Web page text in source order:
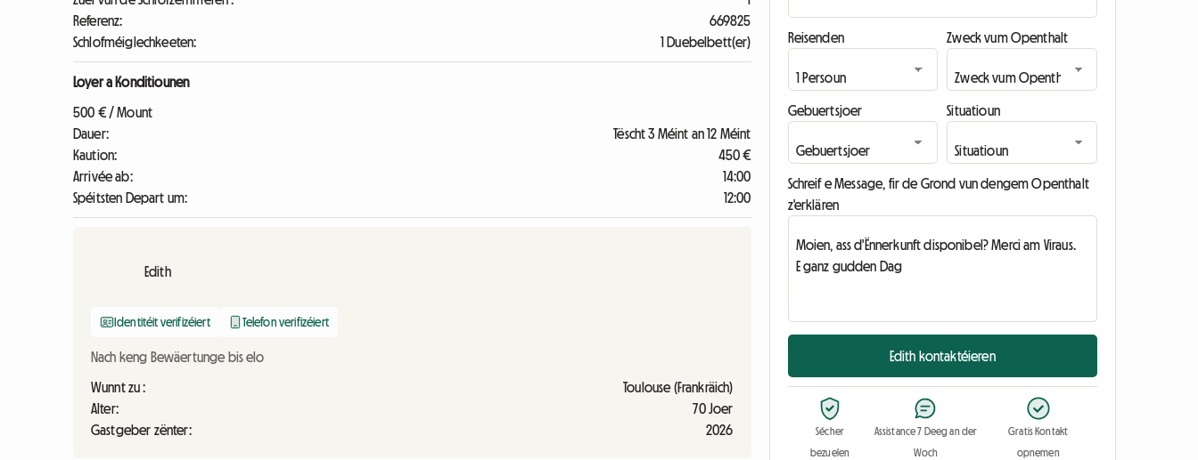
Referenz:
669825
Schlofméiglechkeeten:
1 Duebelbett(er)
Loyer a Konditiounen
500 € / Mount
Dauer:
Tëscht 3 Méint an 12 Méint
Kaution:
450 €
Arrivée ab:
14:00
Spéitsten Depart um:
12:00
Edith
Identitéit verifizéiert Telefon verifizéiert
Nach keng Bewäertunge bis elo
Wunnt zu :
Toulouse (Frankräich)
Alter:
70 Joer
Gastgeber zënter:
2026
Reisenden Zweck vum Openthalt
Gebuertsjoer Situatioun
Schreif e Message, fir de Grond vun dengem Openthalt
z'erklären
Edith kontaktéieren
Sécher
bezuelen
Assistance 7 Deeg an der
Woch
Gratis Kontakt
opnemen